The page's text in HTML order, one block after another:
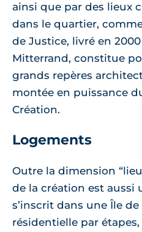
ainsi que par des lieux
dans le quartier,
de Justice, livré en
Mitterrand, constitue
grands repères
montée en puissance
Création.
Logements
Outre la dimension
de la création est aussi
s’inscrit dans une Île
résidentielle par étapes,